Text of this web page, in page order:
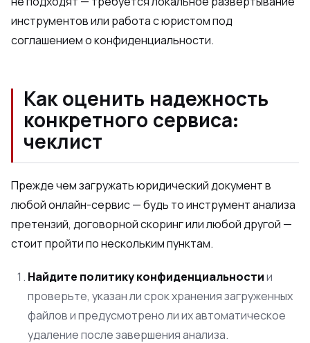
инструментов или работа с юристом под
соглашением о конфиденциальности.
Как оценить надежность
конкретного сервиса:
чеклист
Прежде чем загружать юридический документ в
любой онлайн-сервис — будь то инструмент анализа
претензий, договорной скоринг или любой другой —
стоит пройти по нескольким пунктам.
Найдите политику конфиденциальностии
проверьте, указан ли срок хранения загруженных
файлов и предусмотрено ли их автоматическое
удаление после завершения анализа.